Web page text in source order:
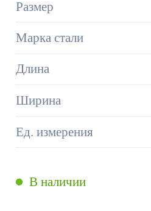
Размер
Марка стали
Длина
Ширина
Ед. измерения
В наличии